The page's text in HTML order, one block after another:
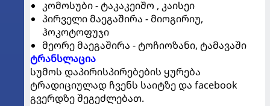
კომოსუბი - ტაკაკეიშო , კაისეი
პირველი მაეგაშირა - მიოგირიუ,
ჰოკოტოფუჯი
მეორე მაეგაშირა - ტოჩიოზანი, ტამავაში
ტრანსლაცია
სუმოს დაპირისპირებების ყურება
ტრადიციულად ჩვენს საიტზე და facebook
გვერდზე შეგეძლებათ.